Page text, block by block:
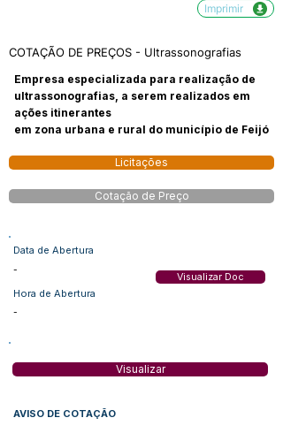
Imprimir
COTAÇÃO DE PREÇOS - Ultrassonografias
Empresa especializada para realização de
ultrassonografias, a serem realizados em
ações itinerantes
em zona urbana e rural do município de Feijó
Licitações
Cotação de Preço
Data de Abertura
-
Hora de Abertura
-
Visualizar Doc
Visualizar
AVISO DE COTAÇÃO